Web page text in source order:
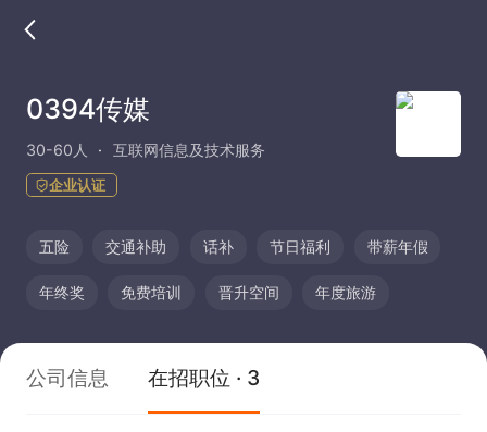
0394传媒
30-60人 互联网信息及技术服务
企业认证
五险 交通补助 话补 节日福利 带薪年假
年终奖 免费培训 晋升空间 年度旅游
公司信息 在招职位 · 3